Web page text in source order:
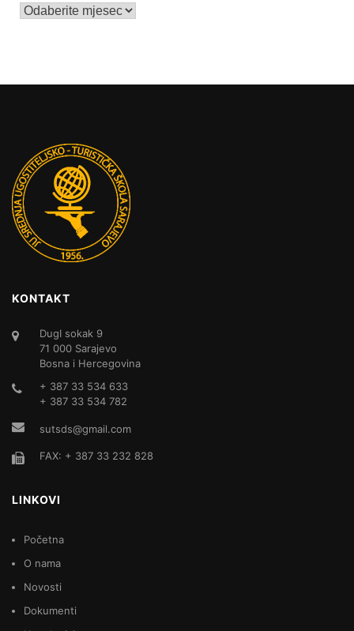
Arhive
KONTAKT
DugI sokak 9
71 000 Sarajevo
Bosna i Hercegovina
+ 387 33 534 633
+ 387 33 534 782
sutsds@gmail.com
FAX: + 387 33 232 828
LINKOVI
Početna
O nama
Novosti
Dokumenti